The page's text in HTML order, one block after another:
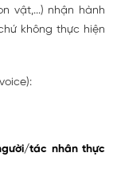
vật,...) nhận hành
không thực hiện
tác nhân thực